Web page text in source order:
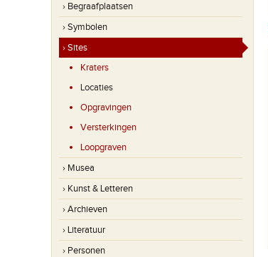
› Begraafplaatsen
› Symbolen
› Sites
Kraters
Locaties
Opgravingen
Versterkingen
Loopgraven
› Musea
› Kunst & Letteren
› Archieven
› Literatuur
› Personen